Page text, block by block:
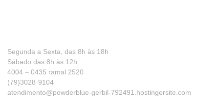
Segunda a Sexta, das 8h às 18h
Sábado das 8h às 12h
4004 – 0435 ramal 2520
(79)3028-9104
atendimento@powderblue-gerbil-792491.hostingersite.com